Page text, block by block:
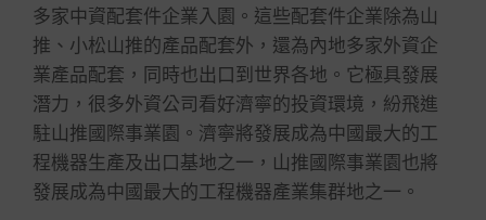
多家中資配套件企業入園。這些配套件企業除為山
推、小松山推的產品配套外，還為內地多家外資企
業產品配套，同時也出口到世界各地。它極具發展
潛力，很多外資公司看好濟寧的投資環境，紛飛進
駐山推國際事業園。濟寧將發展成為中國最大的工
程機器生產及出口基地之一，山推國際事業園也將
發展成為中國最大的工程機器產業集群地之一。